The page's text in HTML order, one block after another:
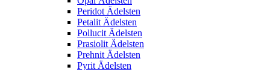
Peridot Ädelsten
Petalit Ädelsten
Pollucit Ädelsten
Prasiolit Ädelsten
Prehnit Ädelsten
Pyrit Ädelsten